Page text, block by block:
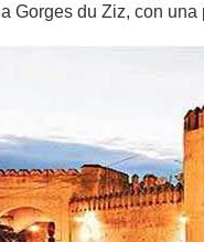
la Gorges du Ziz, con